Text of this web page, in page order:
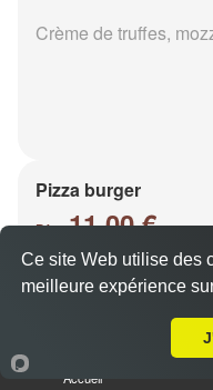
Crème de truffes,
Pizza burger
Dès11.00 €
Base sauce burger,
oignons, cheddar,
Accueil
Ce site Web utilise des
meilleure expérience